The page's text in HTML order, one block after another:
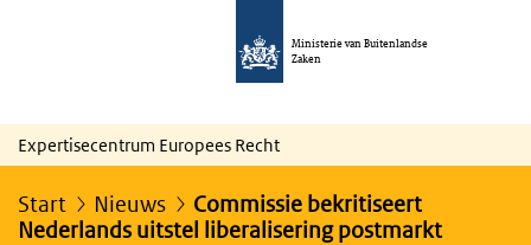
Ministerie van Buitenlandse
Zaken
Expertisecentrum Europees Recht
Start Nieuws
Commissie bekritiseert
Nederlands uitstel liberalisering postmarkt